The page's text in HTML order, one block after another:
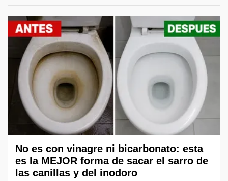
No es con vinagre ni bicarbonato: esta
es la MEJOR forma de sacar el sarro de
las canillas y del inodoro